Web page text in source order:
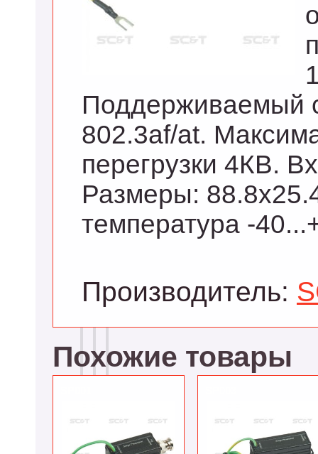
Поддерживаемый
802.3af/at.
перегрузки 4КВ.
Размеры:
температура -
Производитель:
Похожие товары